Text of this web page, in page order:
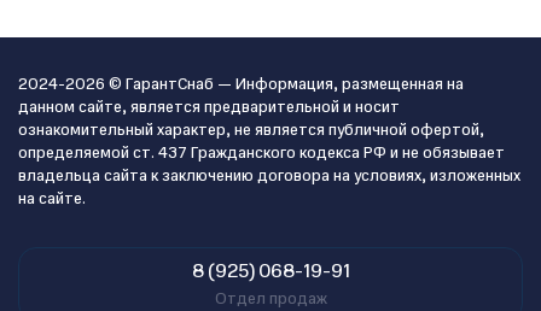
2024-2026 © ГарантСнаб — Информация, размещенная на
данном сайте, является предварительной и носит
ознакомительный характер, не является публичной офертой,
определяемой ст. 437 Гражданского кодекса РФ и не обязывает
владельца сайта к заключению договора на условиях, изложенных
на сайте.
8 (925) 068-19-91
Отдел продаж